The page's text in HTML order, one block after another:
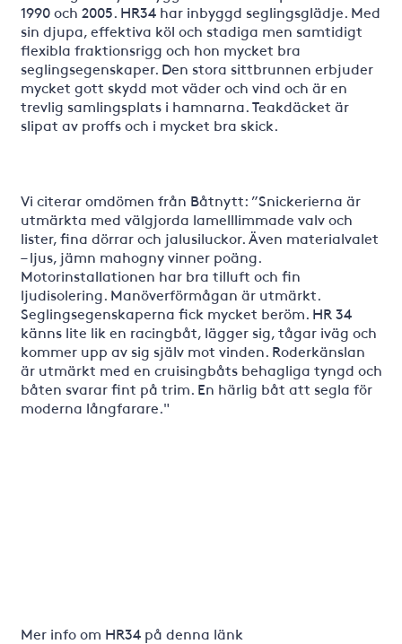
1990 och 2005. HR34 har inbyggd seglingsglädje. Med
sin djupa, effektiva köl och stadiga men samtidigt
flexibla fraktionsrigg och hon mycket bra
seglingsegenskaper. Den stora sittbrunnen erbjuder
mycket gott skydd mot väder och vind och är en
trevlig samlingsplats i hamnarna. Teakdäcket är
slipat av proffs och i mycket bra skick.
Vi citerar omdömen från Båtnytt: ”Snickerierna är
utmärkta med välgjorda lamelllimmade valv och
lister, fina dörrar och jalusiluckor. Även materialvalet
– ljus, jämn mahogny vinner poäng.
Motorinstallationen har bra tilluft och fin
ljudisolering. Manöverförmågan är utmärkt.
Seglingsegenskaperna fick mycket beröm. HR 34
känns lite lik en racingbåt, lägger sig, tågar iväg och
kommer upp av sig själv mot vinden. Roderkänslan
är utmärkt med en cruisingbåts behagliga tyngd och
båten svarar fint på trim. En härlig båt att segla för
moderna långfarare."
Mer info om HR34 på denna länk